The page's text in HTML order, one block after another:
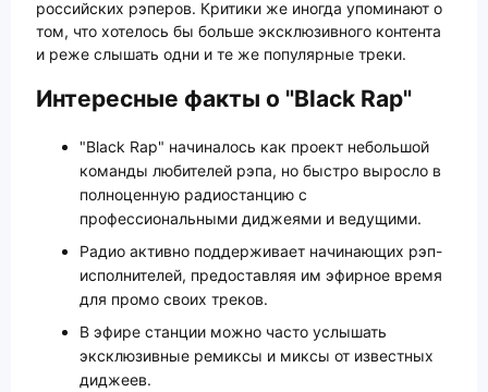
российских рэперов. Критики же иногда упоминают о
том, что хотелось бы больше эксклюзивного контента
и реже слышать одни и те же популярные треки.
Интересные факты о "Black Rap"
"Black Rap" начиналось как проект небольшой
команды любителей рэпа, но быстро выросло в
полноценную радиостанцию с
профессиональными диджеями и ведущими.
Радио активно поддерживает начинающих рэп-
исполнителей, предоставляя им эфирное время
для промо своих треков.
В эфире станции можно часто услышать
эксклюзивные ремиксы и миксы от известных
диджеев.